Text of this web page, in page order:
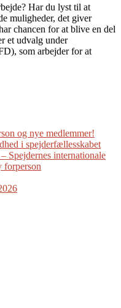
Har du lyst til at
muligheder, det giver
chancen for at blive en del
et udvalg under
som arbejder for at
og nye medlemmer!
i spejderfællesskabet
Spejdernes internationale
forperson